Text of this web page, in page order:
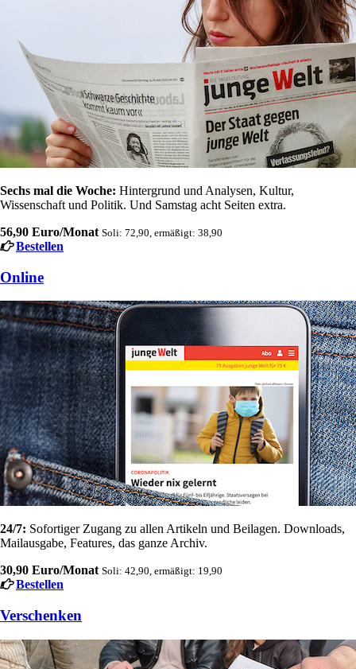
Sechs mal die Woche: Hintergrund und Analysen, Kultur,
Wissenschaft und Politik. Und Samstag acht Seiten extra.
56,90 Euro/Monat Soli: 72,90, ermäßigt: 38,90
Bestellen
Online
24/7: Sofortiger Zugang zu allen Artikeln und Beilagen. Downloads,
Mailausgabe, Features, das ganze Archiv.
30,90 Euro/Monat Soli: 42,90, ermäßigt: 19,90
Bestellen
Verschenken